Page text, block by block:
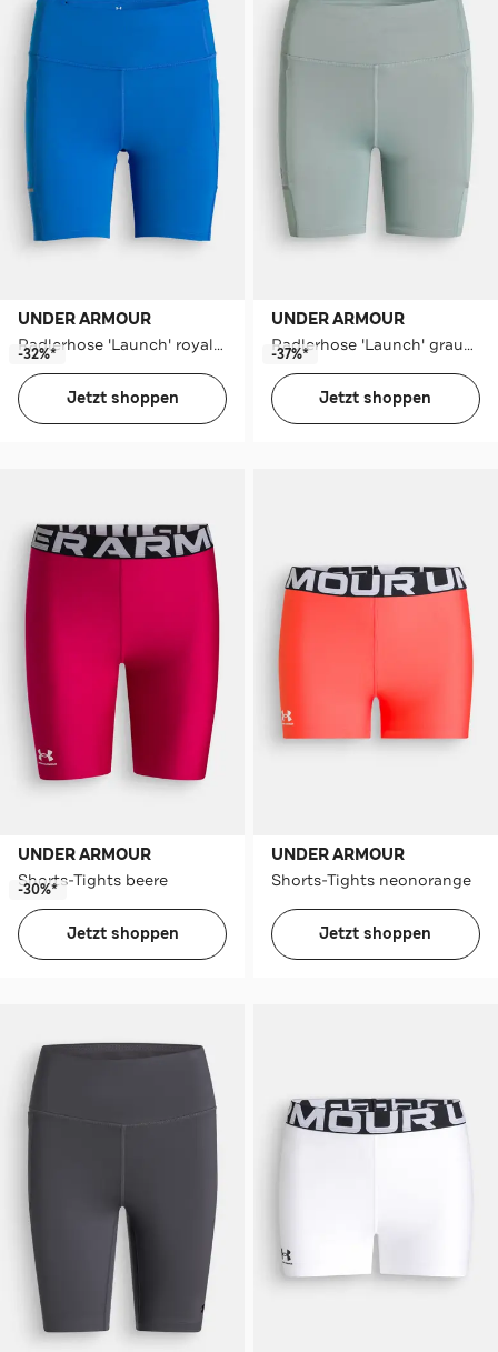
UNDER ARMOUR
Radlerhose 'Launch' royalblau
-32%*
Jetzt shoppen
UNDER ARMOUR
Radlerhose 'Launch' graugrün
-37%*
Jetzt shoppen
UNDER ARMOUR
Shorts-Tights beere
-30%*
Jetzt shoppen
UNDER ARMOUR
Shorts-Tights neonorange
Jetzt shoppen